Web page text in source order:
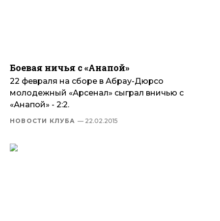
Боевая ничья с «Анапой»
22 февраля на сборе в Абрау-Дюрсо
молодежный «Арсенал» сыграл вничью с
«Анапой» - 2:2.
НОВОСТИ КЛУБА — 22.02.2015